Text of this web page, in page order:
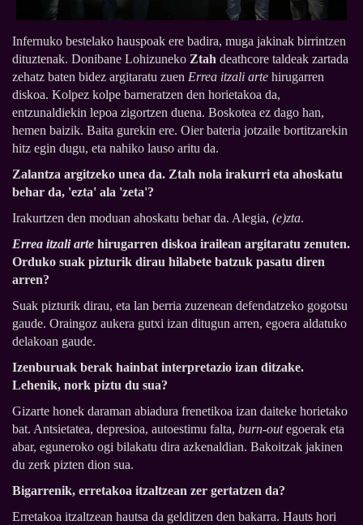
Infernuko bestelako hauspoak ere badira, muga jakinak birrintzen
dituztenak. Donibane Lohizuneko Ztah deathcore taldeak zartada
zehatz baten bidez argitaratu zuen Errea itzali arte hirugarren
diskoa. Kolpez kolpe barneratzen den horietakoa da,
entzunaldiekin lepoa zigortzen duena. Boskotea ez dago han,
hemen baizik. Baita gurekin ere. Oier bateria jotzaile bortitzarekin
hitz egin dugu, eta nahiko lauso aritu da.
Zalantza argitzeko unea da. Ztah nola irakurri eta ahoskatu
behar da, 'ezta' ala 'zeta'?
Irakurtzen den moduan ahoskatu behar da. Alegia, (e)zta.
Errea itzali arte hirugarren diskoa irailean argitaratu zenuten.
Orduko suak pizturik dirau hilabete batzuk pasatu diren
arren?
Suak pizturik dirau, eta lan berria zuzenean defendatzeko gogotsu
gaude. Oraingoz aukera gutxi izan ditugun arren, egoera aldatuko
delakoan gaude.
Izenburuak berak hainbat interpretazio izan ditzake.
Lehenik, nork piztu du sua?
Gizarte honek daraman abiadura frenetikoa izan daiteke horietako
bat. Antsietatea, depresioa, autoestimu falta, burn-outegoerak eta
abar, eguneroko ogi bilakatu dira azkenaldian. Bakoitzak jakinen
du zerk pizten dion sua.
Bigarrenik, erretakoa itzaltzean zer gertatzen da?
Erretakoa itzaltzean hautsa da gelditzen den bakarra. Hauts hori